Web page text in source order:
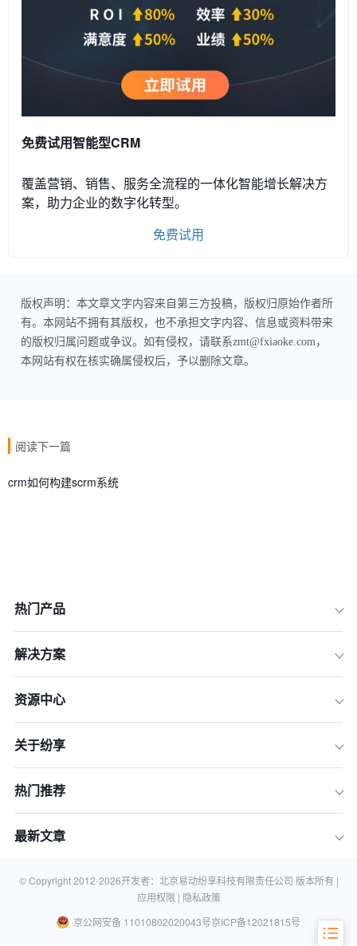
免费试用智能型CRM
覆盖营销、销售、服务全流程的一体化智能增长解决方
案，助力企业的数字化转型。
免费试用
版权声明：本文章文字内容来自第三方投稿，版权归原始作者所
有。本网站不拥有其版权，也不承担文字内容、信息或资料带来
的版权归属问题或争议。如有侵权，请联系zmt@fxiaoke.com，
本网站有权在核实确属侵权后，予以删除文章。
阅读下一篇
crm如何构建scrm系统
相关问答FAQs：
热门产品
解决方案
资源中心
关于纷享
热门推荐
最新文章
© Copyright 2012-2026开发者：北京易动纷享科技有限责任公司 版本所有 |
应用权限 | 隐私政策
京公网安备 11010802020043号京ICP备12021815号